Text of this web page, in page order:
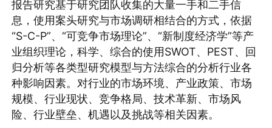
报告研究基于研究团队收集的大量一手和二手信
息，使用案头研究与市场调研相结合的方式，依据
“S-C-P”、“可竞争市场理论”、“新制度经济学”等产
业组织理论，科学、综合的使用SWOT、PEST、回
归分析等各类型研究模型与方法综合的分析行业各
种影响因素。对行业的市场环境、产业政策、市场
规模、行业现状、竞争格局、技术革新、市场风
险、行业壁垒、机遇以及挑战等相关因素。